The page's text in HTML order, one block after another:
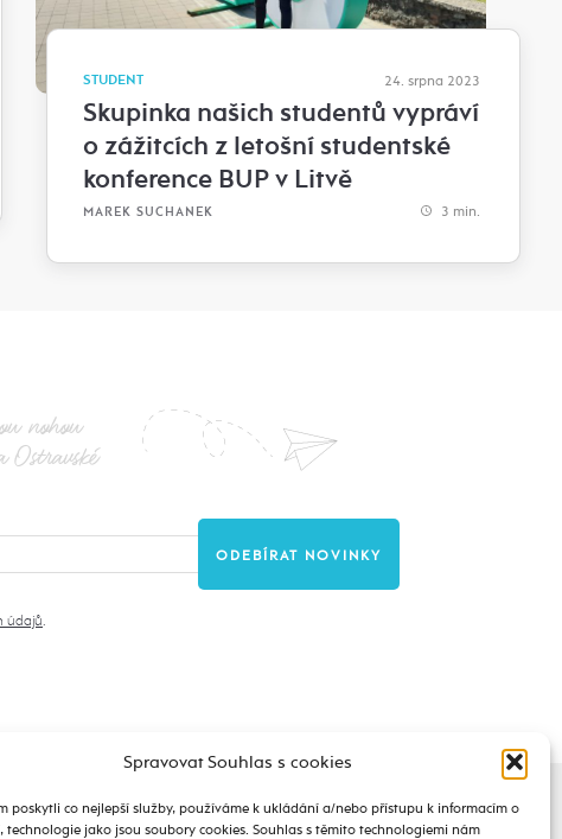
Spravovat Souhlas s cookies
poskytli co nejlepší služby, používáme k ukládání a/nebo přístupu k informacím o
technologie jako jsou soubory cookies. Souhlas s těmito technologiemi nám
STUDENT 24. srpna 2023
Skupinka našich studentů vypráví
o zážitcích z letošní studentské
konference BUP v Litvě
MAREK SUCHANEK 3 min.
nohou
údajů.